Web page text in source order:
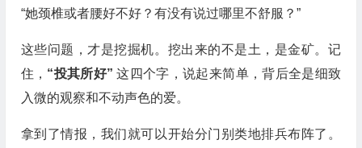
“她颈椎或者腰好不好？有没有说过哪里不舒服？”
这些问题，才是挖掘机。挖出来的不是土，是金矿。记
住， “投其所好” 这四个字，说起来简单，背后全是细致
入微的观察和不动声色的爱。
拿到了情报，我们就可以开始分门别类地排兵布阵了。